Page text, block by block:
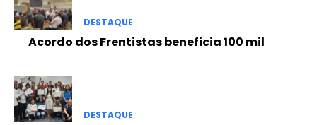
DESTAQUE
Acordo dos Frentistas beneficia 100 mil
DESTAQUE